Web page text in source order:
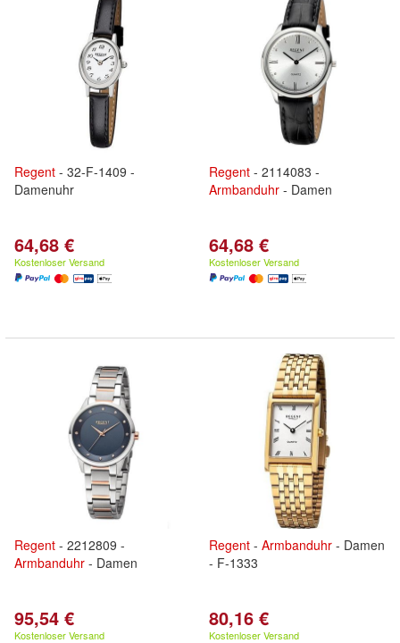
Regent - 32-F-1409 -
Damenuhr
64,68 €
Kostenloser Versand
Regent - 2114083 -
Armbanduhr - Damen
64,68 €
Kostenloser Versand
Regent - 2212809 -
Armbanduhr - Damen
95,54 €
Kostenloser Versand
Regent - Armbanduhr - Damen
- F-1333
80,16 €
Kostenloser Versand